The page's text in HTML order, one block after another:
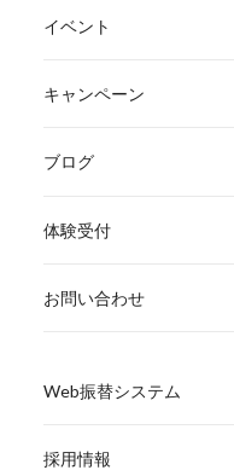
イベント
キャンペーン
ブログ
体験受付
お問い合わせ
Web振替システム
採用情報